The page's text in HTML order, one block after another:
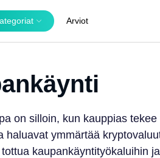
Arviot
on silloin, kun kauppias
haluavat ymmärtää
kaupankäyntityökaluihin